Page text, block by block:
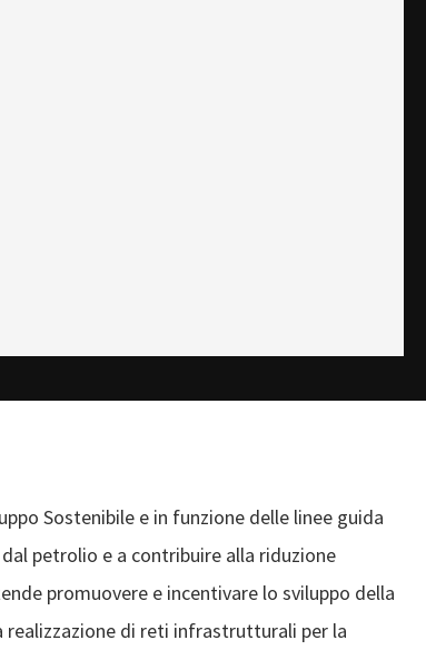
Sostenibile e in funzione delle linee guida
petrolio e a contribuire alla riduzione
promuovere e incentivare lo sviluppo della
di reti infrastrutturali per la